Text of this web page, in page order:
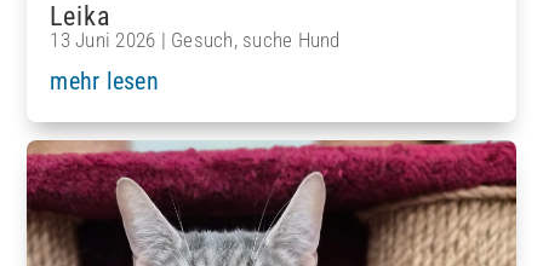
Leika
13 Juni 2026 | Gesuch, suche Hund
mehr lesen